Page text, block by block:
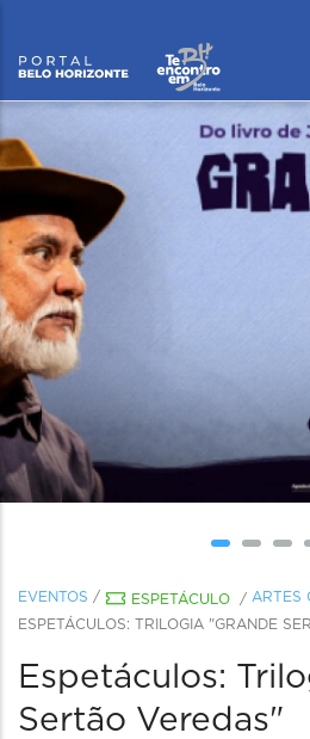
EVENTOS / ESPETÁCULO / ARTES
ESPETÁCULOS: TRILOGIA "GRANDE
Espetáculos:
Sertão Veredas"